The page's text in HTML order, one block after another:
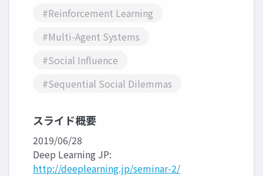
#Reinforcement Learning
#Multi-Agent Systems
#Social Influence
#Sequential Social Dilemmas
スライド概要
2019/06/28
Deep Learning JP:
http://deeplearning.jp/seminar-2/